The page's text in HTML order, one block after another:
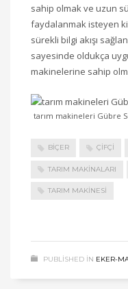
sahip olmak ve uzun
faydalanmak isteyen
sürekli bilgi akışı
sayesinde oldukça
makinelerine sahip
tarım makineleri Gübre
BIÇER ÇIFÇI
TARIM MAKINALARI
TARIM MAKINESI
PUBLISHED IN EKER-